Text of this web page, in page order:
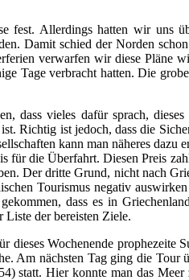
Allerdings hatten wir uns
Damit schied der Norden
verwarfen wir diese Pläne
Tage verbracht hatten. Die
dass vieles dafür sprach,
Richtig ist jedoch, dass die
kann man näheres dazu
die Überfahrt. Diesen Preis
Der dritte Grund, nicht nach
Tourismus negativ
dass es in
der bereisten Ziele.
Wochenende prophezeite
Am nächsten Tag ging die
statt. Hier konnte man das